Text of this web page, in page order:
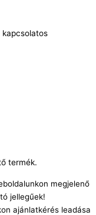
kapcsolatos
termék.
megjelenő
jellegűek!
ajánlatkérés leadása